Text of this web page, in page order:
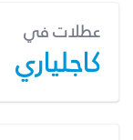
عطلات في
كاجلياري